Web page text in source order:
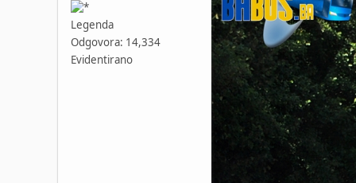
Legenda
Odgovora: 14,334
Evidentirano